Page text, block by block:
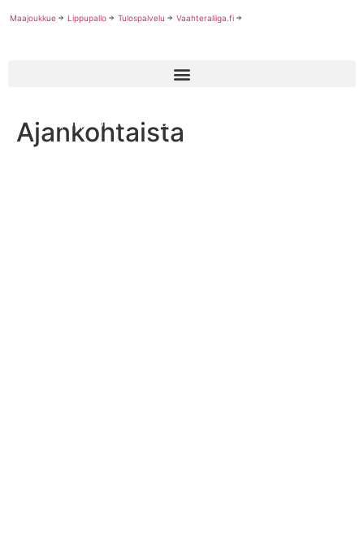
Maajoukkue Lippupallo Tulospalvelu Vaahteraliiga.fi
Ajankohtaista
Lippupallon Team LA combineissa jo